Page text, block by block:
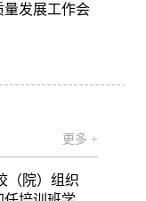
量发展工作会
更多 +